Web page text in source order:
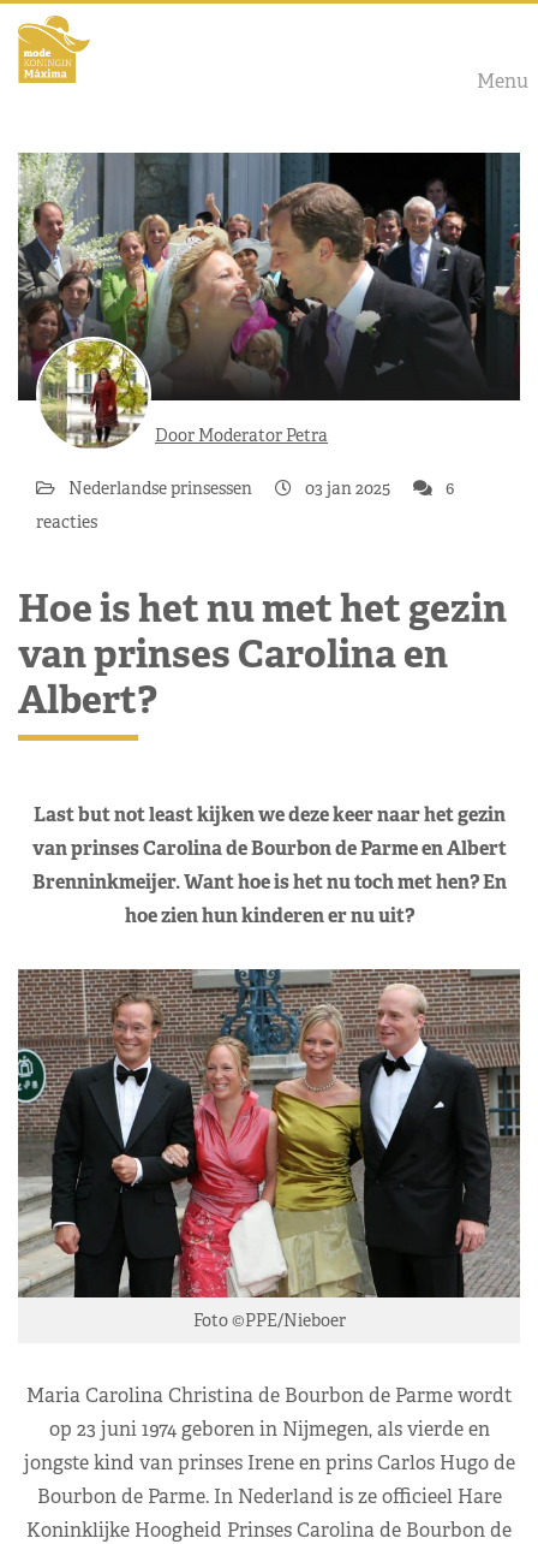
Menu
Door Moderator Petra
Nederlandse prinsessen 03 jan 2025
6
reacties
Hoe is het nu met het gezin
van prinses Carolina en
Albert?
Last but not least kijken we deze keer naar het gezin
van prinses Carolina de Bourbon de Parme en Albert
Brenninkmeijer. Want hoe is het nu toch met hen? En
hoe zien hun kinderen er nu uit?
Foto ©PPE/Nieboer
Maria Carolina Christina de Bourbon de Parme wordt
op 23 juni 1974 geboren in Nijmegen, als vierde en
jongste kind van prinses Irene en prins Carlos Hugo de
Bourbon de Parme. In Nederland is ze officieel Hare
Koninklijke Hoogheid Prinses Carolina de Bourbon de